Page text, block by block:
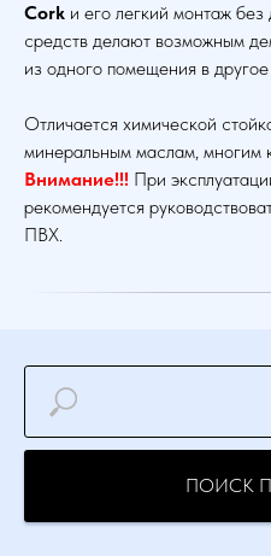
Cork и его легкий монтаж
средств делают возможным
из одного помещения в
Отличается химической
минеральным маслам, многим
Внимание!!! При
рекомендуется
ПВХ.
ПОИСК